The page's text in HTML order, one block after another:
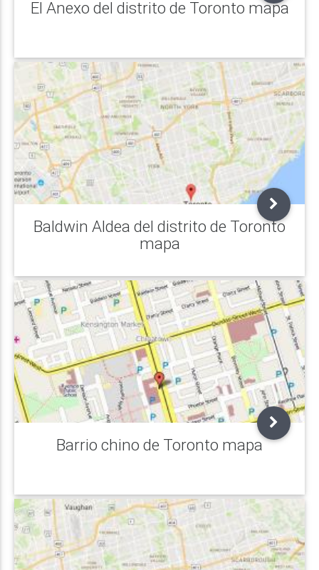
El Anexo del distrito de Toronto mapa
Baldwin Aldea del distrito de Toronto
mapa
Barrio chino de Toronto mapa